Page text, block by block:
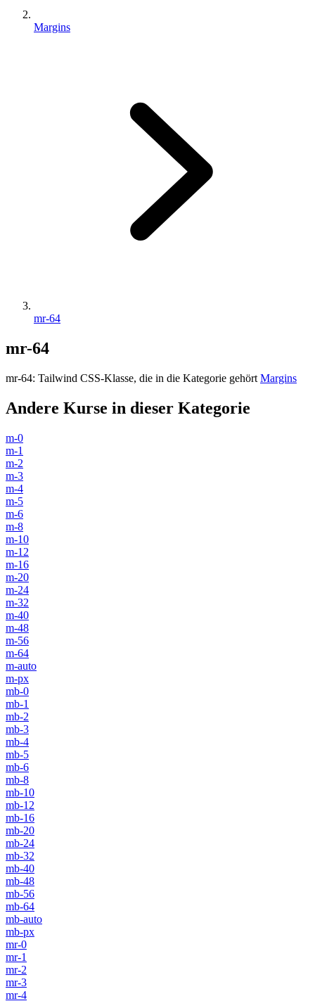
Margins
mr-64
mr-64
mr-64: Tailwind CSS-Klasse, die in die Kategorie gehört Margins
Andere Kurse in dieser Kategorie
m-0
m-1
m-2
m-3
m-4
m-5
m-6
m-8
m-10
m-12
m-16
m-20
m-24
m-32
m-40
m-48
m-56
m-64
m-auto
m-px
mb-0
mb-1
mb-2
mb-3
mb-4
mb-5
mb-6
mb-8
mb-10
mb-12
mb-16
mb-20
mb-24
mb-32
mb-40
mb-48
mb-56
mb-64
mb-auto
mb-px
mr-0
mr-1
mr-2
mr-3
mr-4